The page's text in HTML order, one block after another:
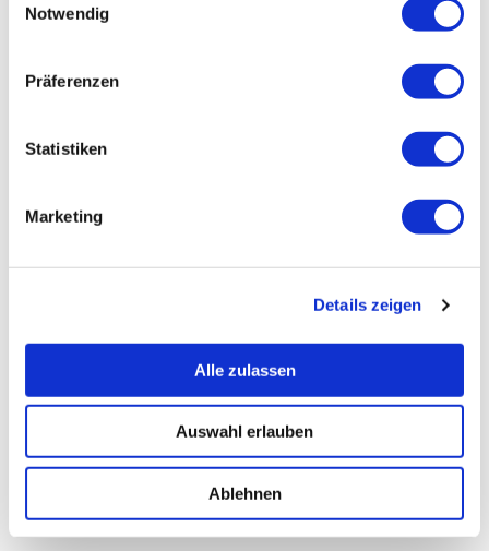
Notwendig
Präferenzen
Statistiken
Marketing
Details zeigen
Alle zulassen
Auswahl erlauben
Ablehnen